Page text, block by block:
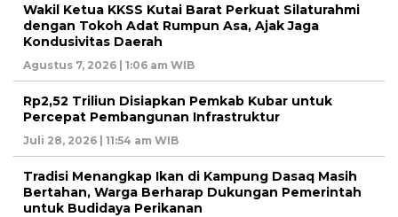
Wakil Ketua KKSS Kutai Barat Perkuat Silaturahmi
dengan Tokoh Adat Rumpun Asa, Ajak Jaga
Kondusivitas Daerah
Agustus 7, 2026 | 1:06 am WIB
Rp2,52 Triliun Disiapkan Pemkab Kubar untuk
Percepat Pembangunan Infrastruktur
Juli 28, 2026 | 11:54 am WIB
Tradisi Menangkap Ikan di Kampung Dasaq Masih
Bertahan, Warga Berharap Dukungan Pemerintah
untuk Budidaya Perikanan